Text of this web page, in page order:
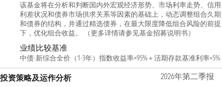
该基金将在分析和判断国内外宏观经济形势、市场利率走势、信用
利差状况和债券市场供求关系等因素的基础上，动态调整组合久期
和债券的结构，并通过精选债券，在最大限度降低组合风险的前提
下，优化组合收益。 （更多详情请参见基金招募说明书）
业绩比较基准
中债-新综合全价（1-3年）指数收益率×95%＋活期存款基准利率×5%
投资策略及运作分析 2026年第二季报